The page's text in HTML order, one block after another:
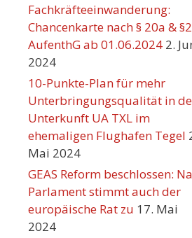
Fachkräfteeinwanderung:
Chancenkarte nach § 20a &
AufenthG ab 01.06.2024 2.
2024
10-Punkte-Plan für mehr
Unterbringungsqualität in
Unterkunft UA TXL im
ehemaligen Flughafen Tegel
Mai 2024
GEAS Reform beschlossen:
Parlament stimmt auch der
europäische Rat zu 17. Mai
2024